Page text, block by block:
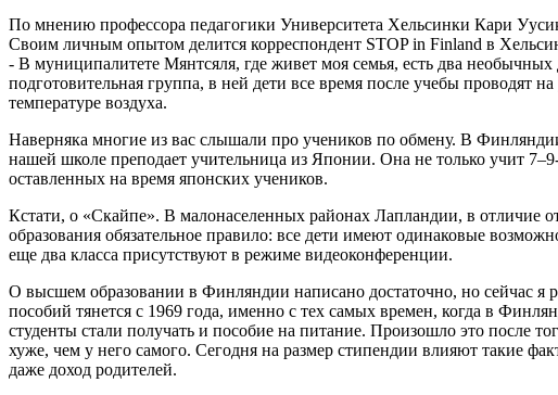
По мнению профессора педагогики Университета Хельсинки Кари
Своим личным опытом делится корреспондент STOP in Finland в
- В муниципалитете Мянтсяля, где живет моя семья, есть два
подготовительная группа, в ней дети все время после учебы проводят
температуре воздуха.
Наверняка многие из вас слышали про учеников по обмену. В
нашей школе преподает учительница из Японии. Она не только учит
оставленных на время японских учеников.
Кстати, о «Скайпе». В малонаселенных районах Лапландии, в отличие
образования обязательное правило: все дети имеют одинаковые
еще два класса присутствуют в режиме видеоконференции.
О высшем образовании в Финляндии написано достаточно, но сейчас я
пособий тянется с 1969 года, именно с тех самых времен, когда в
студенты стали получать и пособие на питание. Произошло это после
хуже, чем у него самого. Сегодня на размер стипендии влияют такие
даже доход родителей.